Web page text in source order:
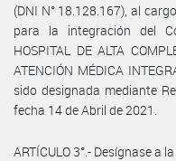
(DNI N° 18.128.167), al
para la integración del
HOSPITAL DE ALTA
ATENCIÓN MÉDICA
sido designada mediante
fecha 14 de Abril de 2021.
ARTÍCULO 3°.- Desígnase a